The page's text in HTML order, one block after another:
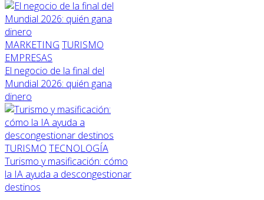
MARKETING TURISMO
EMPRESAS
El negocio de la final del
Mundial 2026: quién gana
dinero
TURISMO TECNOLOGÍA
Turismo y masificación: cómo
la IA ayuda a descongestionar
destinos